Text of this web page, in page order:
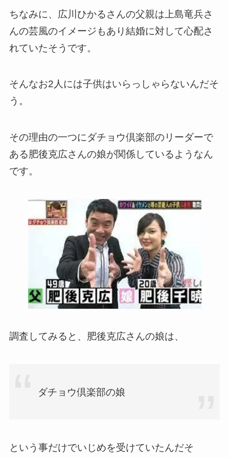
ちなみに、広川ひかるさんの父親は上島竜兵さ
んの芸風のイメージもあり結婚に対して心配さ
れていたそうです。
そんなお2人には子供はいらっしゃらないんだそ
う。
その理由の一つにダチョウ倶楽部のリーダーで
ある肥後克広さんの娘が関係しているようなん
です。
調査してみると、肥後克広さんの娘は、
ダチョウ倶楽部の娘
という事だけでいじめを受けていたんだそ